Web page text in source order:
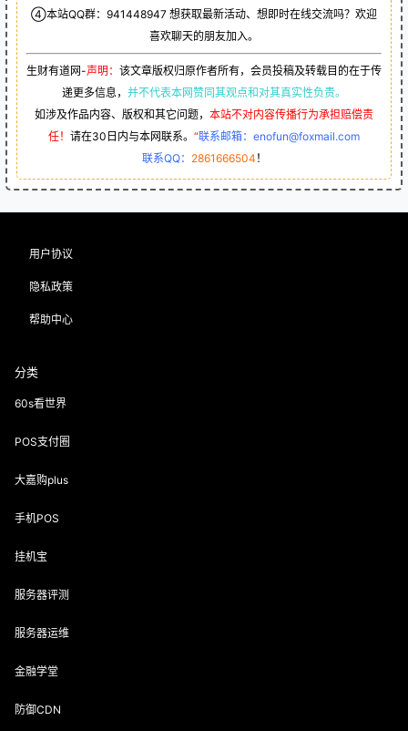
④本站QQ群： 941448947 想获取最新活动、想即时在线交流吗？欢迎
喜欢聊天的朋友加入。
生财有道网-声明： 该文章版权归原作者所有，会员投稿及转载目的在于传
递更多信息， 并不代表本网赞同其观点和对其真实性负责。
如涉及作品内容、版权和其它问题， 本站不对内容传播行为承担赔偿责
任！ 请在30日内与本网联系。 “联系邮箱：enofun@foxmail.com
联系QQ： 2861666504 ！
用户协议
隐私政策
帮助中心
分类
60s看世界
POS支付圈
大嘉购plus
手机POS
挂机宝
服务器评测
服务器运维
金融学堂
防御CDN